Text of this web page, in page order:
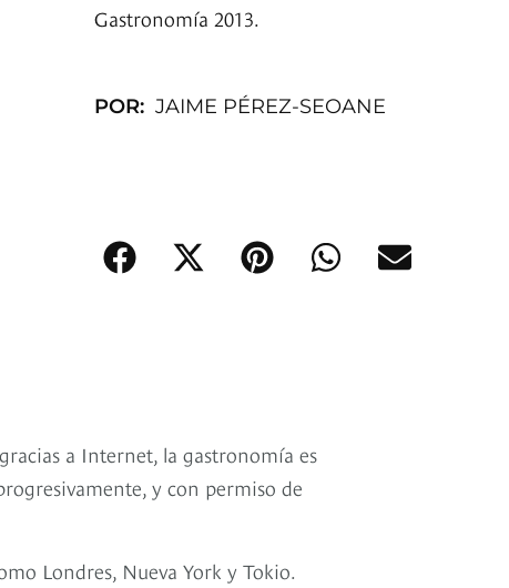
Gastronomía 2013.
POR: JAIME PÉREZ-SEOANE
a Internet, la gastronomía es
y con permiso de
Londres, Nueva York y Tokio.